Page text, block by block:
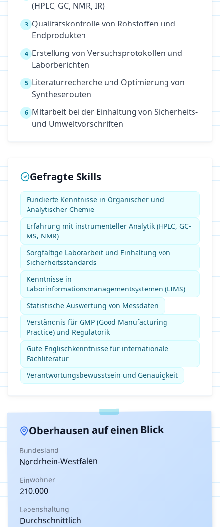
(HPLC, GC, NMR, IR)
3 Qualitätskontrolle von Rohstoffen und
Endprodukten
4 Erstellung von Versuchsprotokollen und
Laborberichten
5 Literaturrecherche und Optimierung von
Syntheserouten
6 Mitarbeit bei der Einhaltung von Sicherheits-
und Umweltvorschriften
Gefragte Skills
Fundierte Kenntnisse in Organischer und
Analytischer Chemie
Erfahrung mit instrumenteller Analytik (HPLC, GC-
MS, NMR)
Sorgfältige Laborarbeit und Einhaltung von
Sicherheitsstandards
Kenntnisse in
Laborinformationsmanagementsystemen (LIMS)
Statistische Auswertung von Messdaten
Verständnis für GMP (Good Manufacturing
Practice) und Regulatorik
Gute Englischkenntnisse für internationale
Fachliteratur
Verantwortungsbewusstsein und Genauigkeit
Oberhausen auf einen Blick
Bundesland
Nordrhein-Westfalen
Einwohner
210.000
Lebenshaltung
Durchschnittlich